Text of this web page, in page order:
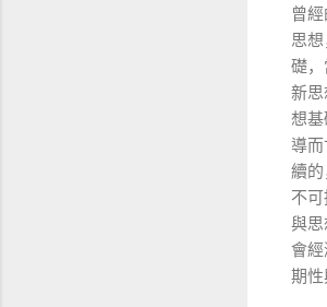
曾
思
礎
新
想
導
續
不
與
會
期性